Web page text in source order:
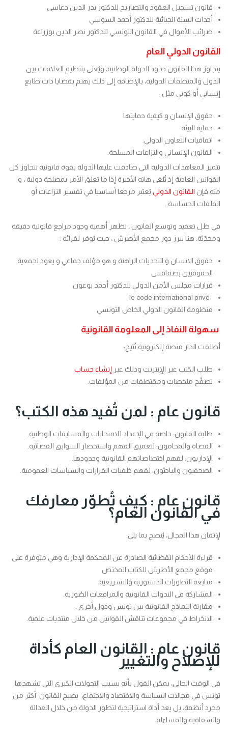
قانون تسجيل العقود والتصاريح للدكتور بدر الدين دعاسي
أحداث السنة الجبائية للدكتور أحمد السوسي
ضرائب الأموال في القانون التونسي للدكتور نصر الدين بوزراعة
القانون الدولي العام
يتجاوز هذا القانون حدود الدولة الوطنية، ويُعنى بتنظيم العلاقات بين
الدول والمنظمات الدولية، بالإضافة إلى ذلك يهتم بقضايا ذات طابع
إنساني أو كوني مثل:
حقوق الإنسان و كيفية حمايتها
حماية البيئة
اتفاقيات التعاون الدولي.
القانون الإنساني والنزاعات المسلحة.
تتميز المعاهدات الدولية التي صادقت عليها الدولة بقوة قانونية تتجاوز كل
القوانين العادية إذ تُلغى هاته الأخيرة إذا ما تعلق الأمر بمصلحة دولية ، و
منه فإن القانون الدولي يُعتبر مرجعا أساسيا في تفسير النزاعات أو
الملفات الحساسة .
في ظل تعقيد وتوسع القانون ، تظهر أهمية وجود مراجع قانونية دقيقة
ومحدّثة. هنا يبرز دور مجمع الأطرش ، حيث يُوفر لقرائه :
حقوق الانسان و التحديات الراهنة و هو مؤلف جماعي و يعود لجمعية
الحقوقيين بصفاقس
قرارات مجلس الأمن الدولي للدكتور أحمد بوعون
منظومة القانون الدولي الخاص التونسي
سهولة النفاذ إلى المعلومة القانونية
أطلقت الدار منصة إلكترونية تُتيح:
طلب الكتب عبر الإنترنت وذلك عبر إنشاء حساب
تصفّح ملخصات ومقتطفات من المؤلفات.
قانون عام : لمن تُفيد هذه الكتب؟
طلبة القانون: خاصة في الإعداد للامتحانات والمسابقات الوطنية.
القضاة والمحامون: لتعميق الفهم واستحضار السوابق القضائية.
الإداريون: لفهم اختصاصاتهم القانونية وحدودها.
الصحفيون والباحثون: لفهم خلفيات القرارات والسياسات العمومية.
قانون عام : كيف تُطوّر معارفك
في القانون العام؟
لإتقان هذا المجال، يُنصح بما يلي:
قراءة الأحكام القضائية الصادرة عن المحكمة الإدارية وهي متوفرة على
موقع مجمع الأطرش للكتاب المختص
متابعة التطورات الدستورية والتشريعية.
المشاركة في الندوات القانونية والمرافعات الصُورية.
مقارنة النماذج القانونية بين تونس ودول أخرى .
الانخراط في مجموعات تناقش القوانين من خلال منتديات علمية.
قانون عام : القانون العام كأداة
للإصلاح والتغيير
في الوقت الحالي، يمكن القول بأنه بسبب التحولات الكبرى التي تشهدها
تونس في مجالات السياسة والاقتصاد والاجتماع، يصبح القانون أكثر من
مجرد أنظمة، بل يعد أداة استراتيجية لتطور الدولة من خلال العدالة
والشفافية والمساءلة.